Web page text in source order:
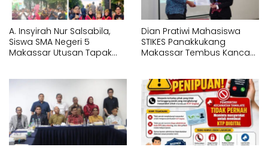
A. Insyirah Nur Salsabila,
Siswa SMA Negeri 5
Makassar Utusan Tapak
Memperagakan Jurus
Pencak Silat
Dian Pratiwi Mahasiswa
STIKES Panakkukang
Makassar Tembus Kancah